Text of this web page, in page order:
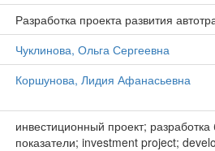
Разработка проекта развития
Чуклинова, Ольга Сергеевна
Коршунова, Лидия Афанасьевна
инвестиционный проект;
показатели; investment project;